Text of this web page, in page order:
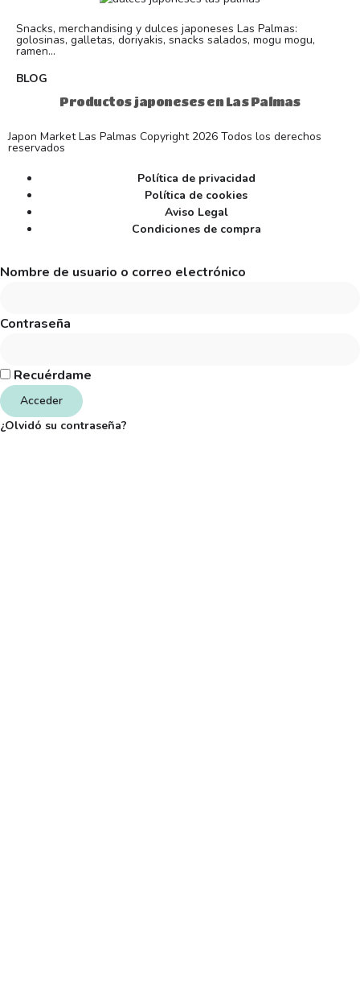
Snacks, merchandising y dulces japoneses Las Palmas:
golosinas, galletas, doriyakis, snacks salados, mogu mogu,
ramen...
BLOG
Productos japoneses en Las Palmas
Japon Market Las Palmas Copyright 2026 Todos los derechos
reservados
Política de privacidad
Política de cookies
Aviso Legal
Condiciones de compra
Nombre de usuario o correo electrónico
Contraseña
Recuérdame
Acceder
¿Olvidó su contraseña?